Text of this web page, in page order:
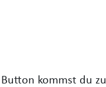
kommst du zu